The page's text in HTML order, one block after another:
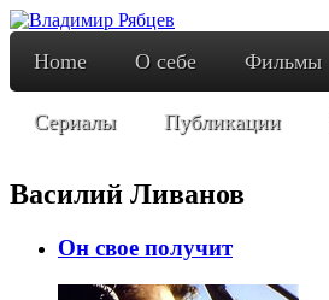
Home О себе Фильмы
Сериалы Публикации
Василий Ливанов
Он свое получит